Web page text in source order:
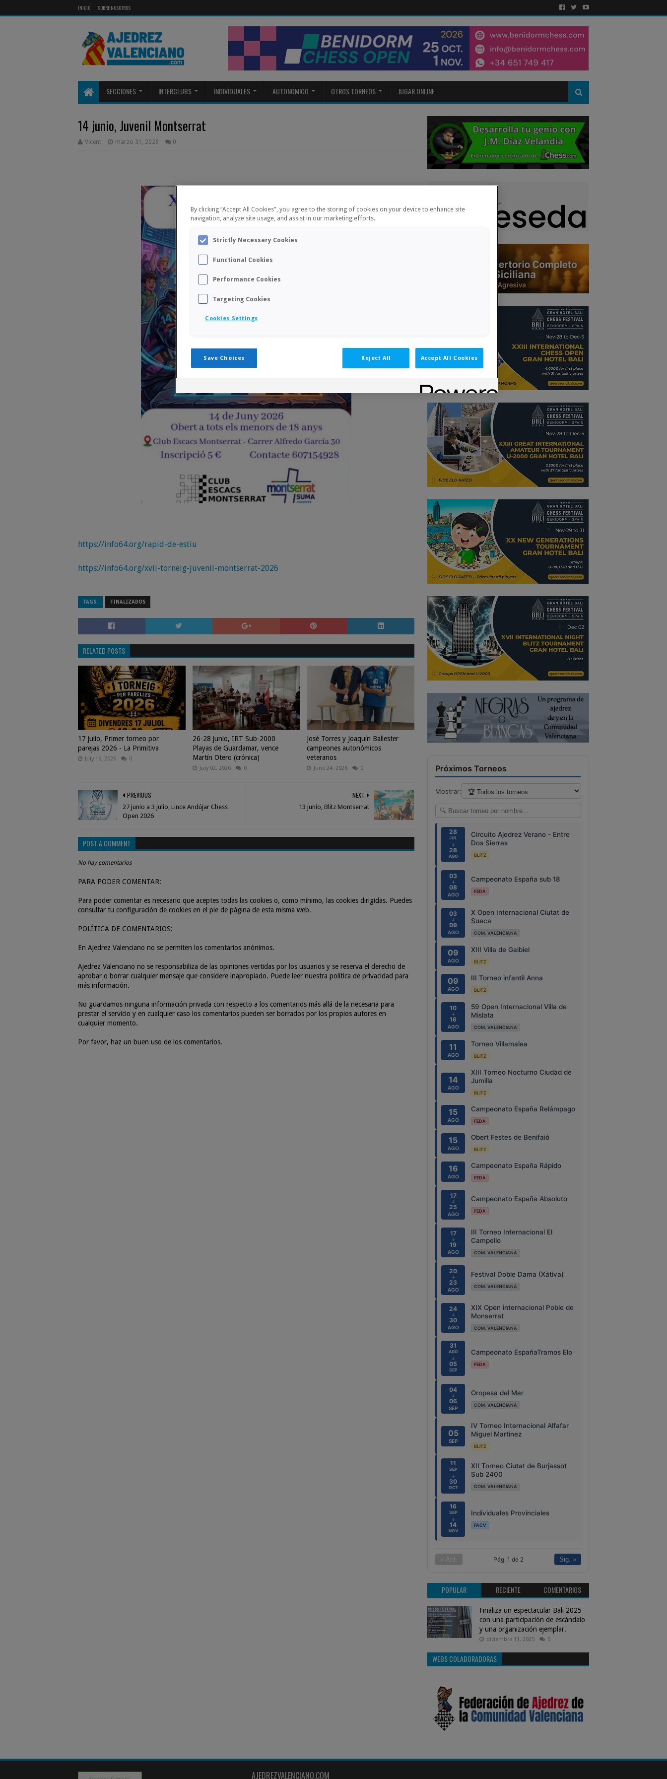
INICIO SOBRE NOSOTROS
SECCIONES INTERCLUBS INDIVIDUALES AUTONÓMICO OTROS TORNEOS JUGAR ONLINE
14 junio, Juvenil Montserrat
Vicent marzo 31, 2026 0
https://info64.org/rapid-de-estiu
https://info64.org/xvii-torneig-juvenil-montserrat-2026
TAGS: FINALIZADOS
RELATED POSTS
17 julio, Primer torneo por
parejas 2026 - La Primitiva
July 16, 2026 0
26-28 junio, IRT Sub-2000
Playas de Guardamar, vence
Martín Otero (crónica)
July 02, 2026 0
José Torres y Joaquín Ballester
campeones autonómicos
veteranos
June 24, 2026 0
NEXT
13 junio, Blitz Montserrat
PREVIOUS
27 junio a 3 julio, Lince Andújar Chess
Open 2026
POST A COMMENT
No hay comentarios
PARA PODER COMENTAR:
Para poder comentar es necesario que aceptes todas las cookies o, como mínimo, las cookies dirigidas. Puedes
consultar tu configuración de cookies en el pie de página de esta misma web.
POLÍTICA DE COMENTARIOS:
En Ajedrez Valenciano no se permiten los comentarios anónimos.
Ajedrez Valenciano no se responsabiliza de las opiniones vertidas por los usuarios y se reserva el derecho de
aprobar o borrar cualquier mensaje que considere inapropiado. Puede leer nuestra política de privacidad para
más información.
No guardamos ninguna información privada con respecto a los comentarios más allá de la necesaria para
prestar el servicio y en cualquier caso los comentarios pueden ser borrados por los propios autores en
cualquier momento.
Por favor, haz un buen uso de los comentarios.
Próximos Torneos
Mostrar:
28
JUL
↓
28
AGO
Circuito Ajedrez Verano - Entre
Dos Sierras
BLITZ
03
↓
08
AGO
Campeonato España sub 18
FEDA
03
↓
09
AGO
X Open Internacional Ciutat de
Sueca
COM. VALENCIANA
09
AGO
XIII Villa de Gaibiel
BLITZ
09
AGO
III Torneo infantil Anna
BLITZ
10
↓
16
AGO
59 Open Internacional Villa de
Mislata
COM. VALENCIANA
11
AGO
Torneo Villamalea
BLITZ
14
AGO
XIII Torneo Nocturno Ciudad de
Jumilla
BLITZ
15
AGO
Campeonato España Relámpago
FEDA
15
AGO
Obert Festes de Benifaió
BLITZ
16
AGO
Campeonato España Rápido
FEDA
17
↓
25
AGO
Campeonato España Absoluto
FEDA
17
↓
19
AGO
III Torneo Internacional El
Campello
COM. VALENCIANA
20
↓
23
AGO
Festival Doble Dama (Xàtiva)
COM. VALENCIANA
24
↓
30
AGO
XIX Open internacional Poble de
Monserrat
COM. VALENCIANA
31
AGO
↓
05
SEP
Campeonato EspañaTramos Elo
FEDA
04
↓
06
SEP
Oropesa del Mar
COM. VALENCIANA
05
SEP
IV Torneo Internacional Alfafar
Miguel Martínez
BLITZ
11
SEP
↓
30
OCT
XII Torneo Ciutat de Burjassot
Sub 2400
COM. VALENCIANA
16
SEP
↓
14
NOV
Individuales Provinciales
FACV
« Ant. Pág. 1 de 2 Sig. »
POPULAR RECIENTE COMENTARIOS
Finaliza un espectacular Bali 2025
con una participación de escándalo
y una organización ejemplar.
diciembre 11, 2025 0
WEBS COLABORADORAS
AJEDREZVALENCIANO.COM
By clicking “Accept All Cookies”, you agree to the storing of cookies on your device to enhance site
navigation, analyze site usage, and assist in our marketing efforts.
Strictly Necessary Cookies
Functional Cookies
Performance Cookies
Targeting Cookies
Cookies Settings
Save Choices Reject All Accept All Cookies